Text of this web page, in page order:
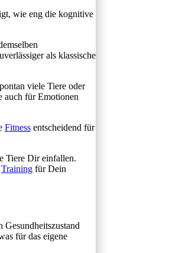
wie eng die kognitive
als klassische
viele Tiere oder
auch für Emotionen
Fitnessentscheidend für
Tiere Dir einfallen.
Trainingfür Dein
für das eigene